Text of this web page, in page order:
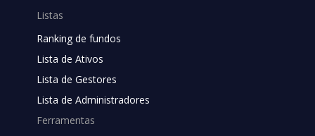
Listas
Ranking de fundos
Lista de Ativos
Lista de Gestores
Lista de Administradores
Ferramentas